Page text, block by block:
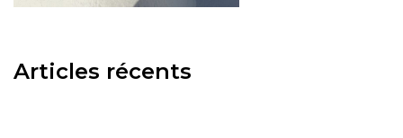
Articles récents